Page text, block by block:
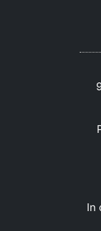
In